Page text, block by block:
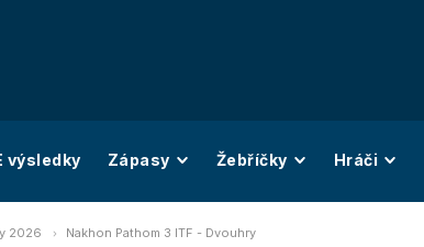
výsledky Zápasy Žebříčky Hráči
2026 Nakhon Pathom 3 ITF - Dvouhry